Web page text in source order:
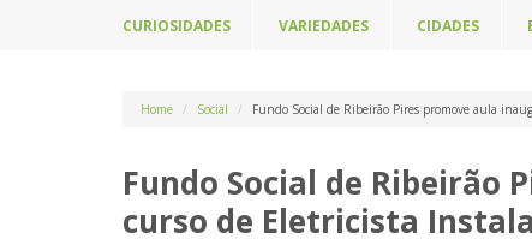
CURIOSIDADES VARIEDADES CIDADES
Home Social Fundo Social de Ribeirão Pires promove aula
Fundo Social de Ribeirão
curso de Eletricista